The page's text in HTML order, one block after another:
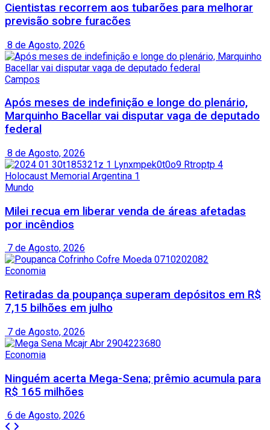
Cientistas recorrem aos tubarões para melhorar
previsão sobre furacões
8 de Agosto, 2026
Campos
Após meses de indefinição e longe do plenário,
Marquinho Bacellar vai disputar vaga de deputado
federal
8 de Agosto, 2026
Mundo
Milei recua em liberar venda de áreas afetadas
por incêndios
7 de Agosto, 2026
Economia
Retiradas da poupança superam depósitos em R$
7,15 bilhões em julho
7 de Agosto, 2026
Economia
Ninguém acerta Mega-Sena; prêmio acumula para
R$ 165 milhões
6 de Agosto, 2026